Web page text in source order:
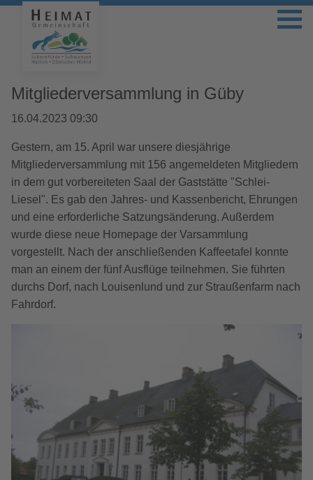
Mitgliederversammlung in Güby
16.04.2023 09:30
Gestern, am 15. April war unsere diesjährige
Mitgliederversammlung mit 156 angemeldeten Mitgliedern
in dem gut vorbereiteten Saal der Gaststätte "Schlei-
Liesel". Es gab den Jahres- und Kassenbericht, Ehrungen
und eine erforderliche Satzungsänderung. Außerdem
wurde diese neue Homepage der Varsammlung
vorgestellt. Nach der anschließenden Kaffeetafel konnte
man an einem der fünf Ausflüge teilnehmen. Sie führten
durchs Dorf, nach Louisenlund und zur Straußenfarm nach
Fahrdorf.